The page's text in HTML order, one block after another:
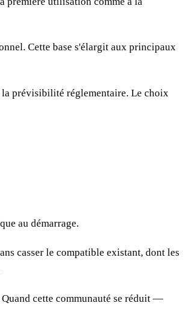
Cette base s'élargit aux principaux
la prévisibilité réglementaire. Le choix
au démarrage.
casser le compatible existant, dont les
Quand cette communauté se réduit —